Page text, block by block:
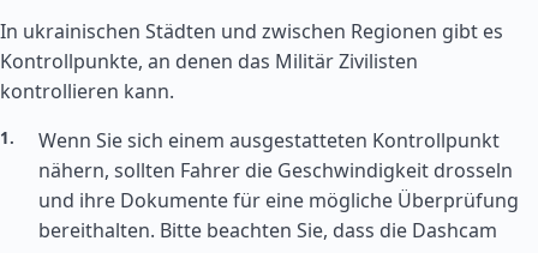
In ukrainischen Städten und zwischen Regionen gibt es
Kontrollpunkte, an denen das Militär Zivilisten
kontrollieren kann.
Wenn Sie sich einem ausgestatteten Kontrollpunkt
nähern, sollten Fahrer die Geschwindigkeit drosseln
und ihre Dokumente für eine mögliche Überprüfung
bereithalten. Bitte beachten Sie, dass die Dashcam